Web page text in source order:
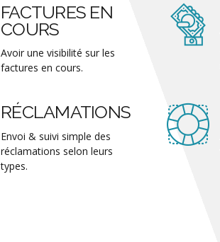
FACTURES EN
COURS
Avoir une visibilité sur les
factures en cours.
RÉCLAMATIONS
Envoi & suivi simple des
réclamations selon leurs
types.